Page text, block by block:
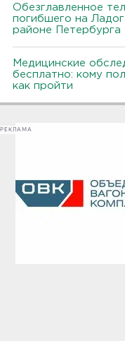
Обезглавленное
погибшего на
районе Петербурга
Медицинские
бесплатно: кому
как пройти
РЕКЛАМА